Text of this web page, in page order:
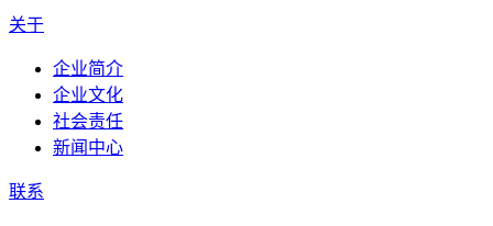
关于
企业简介
企业文化
社会责任
新闻中心
联系